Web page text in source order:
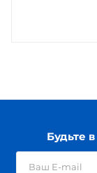
Будьте